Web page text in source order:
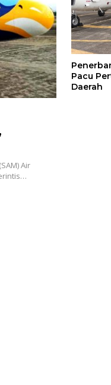
Air
Pacu
Daerah